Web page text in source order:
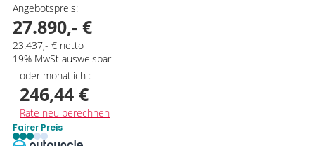
Angebotspreis:
27.890,- €
23.437,- € netto
19% MwSt ausweisbar
oder monatlich :
246,44 €
Rate neu berechnen
Fairer Preis